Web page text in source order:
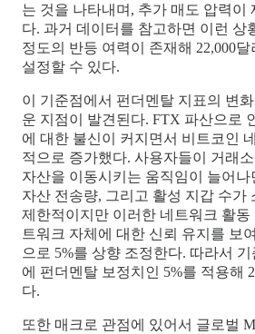
는 것을 나타내며, 추가 매도 압력이
다. 과거 데이터를 참고하면 이런 상
정도의 반등 여력이 존재해 22,000
설정할 수 있다.
이 기준점에서 펀더멘탈 지표의 변
운 지점이 발견된다. FTX 파산으로
에 대한 불신이 커지면서 비트코인
적으로 증가했다. 사용자들이 거래
자산을 이동시키는 움직임이 늘어
자산 전송량, 그리고 활성 지갑 수가
제한적이지만 이러한 네트워크 활동
트워크 자체에 대한 신뢰 유지를 보
으로 5%를 상향 조정한다. 따라서 기
에 펀더멘탈 보정치인 5%를 적용해
다.
또한 매크로 관점에 있어서 글로벌